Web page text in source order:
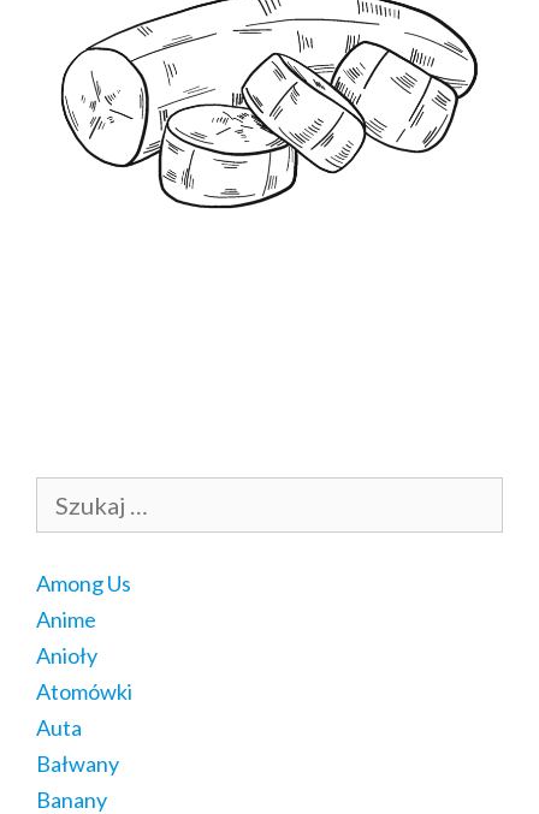
Among Us
Anime
Anioły
Atomówki
Auta
Bałwany
Banany